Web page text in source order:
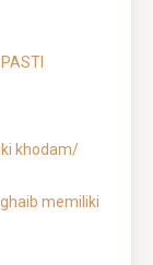
khodam/
memiliki